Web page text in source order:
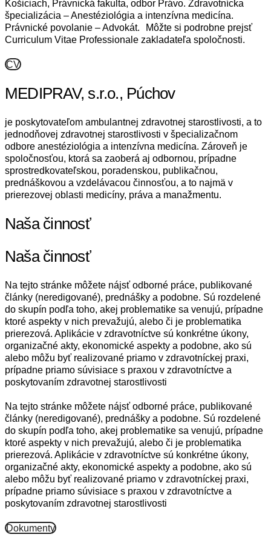
Košiciach, Právnická fakulta, odbor Právo. Zdravotnícka
špecializácia – Anestéziológia a intenzívna medicína.
Právnické povolanie – Advokát. Môžte si podrobne prejsť
Curriculum Vitae Professionale zakladateľa spoločnosti.
CV
MEDIPRAV, s.r.o., Púchov
je poskytovateľom ambulantnej zdravotnej starostlivosti, a to
jednodňovej zdravotnej starostlivosti v špecializačnom
odbore anestéziológia a intenzívna medicína. Zároveň je
spoločnosťou, ktorá sa zaoberá aj odbornou, prípadne
sprostredkovateľskou, poradenskou, publikačnou,
prednáškovou a vzdelávacou činnosťou, a to najmä v
prierezovej oblasti medicíny, práva a manažmentu.
Naša činnosť
Naša činnosť
Na tejto stránke môžete nájsť odborné práce, publikované
články (neredigované), prednášky a podobne. Sú rozdelené
do skupín podľa toho, akej problematike sa venujú, prípadne
ktoré aspekty v nich prevažujú, alebo či je problematika
prierezová. Aplikácie v zdravotníctve sú konkrétne úkony,
organizačné akty, ekonomické aspekty a podobne, ako sú
alebo môžu byť realizované priamo v zdravotníckej praxi,
prípadne priamo súvisiace s praxou v zdravotníctve a
poskytovaním zdravotnej starostlivosti
Na tejto stránke môžete nájsť odborné práce, publikované
články (neredigované), prednášky a podobne. Sú rozdelené
do skupín podľa toho, akej problematike sa venujú, prípadne
ktoré aspekty v nich prevažujú, alebo či je problematika
prierezová. Aplikácie v zdravotníctve sú konkrétne úkony,
organizačné akty, ekonomické aspekty a podobne, ako sú
alebo môžu byť realizované priamo v zdravotníckej praxi,
prípadne priamo súvisiace s praxou v zdravotníctve a
poskytovaním zdravotnej starostlivosti
Dokumenty